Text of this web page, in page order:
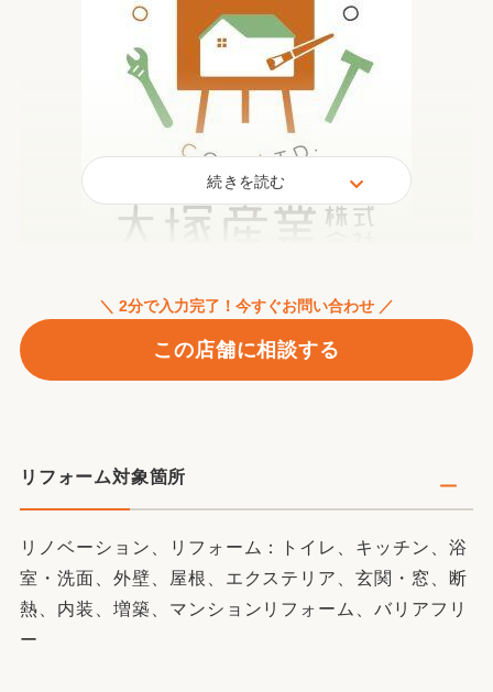
☆.｡:･★*大塚産業公式 L I N E ☆.｡:*･★.｡:*
続きを読む
＼ 2分で入力完了！今すぐお問い合わせ ／
この店舗に相談する
リフォーム対象箇所
リノベーション、リフォーム：トイレ、キッチン、浴
室・洗面、外壁、屋根、エクステリア、玄関・窓、断
熱、内装、増築、マンションリフォーム、バリアフリ
ー